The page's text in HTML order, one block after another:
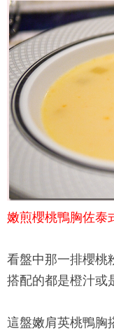
嫩煎櫻桃鴨胸佐泰
看盤中那一排櫻桃
搭配的都是橙汁或
這盤嫩肩英桃鴨胸